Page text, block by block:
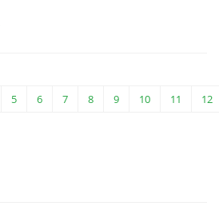
5 6 7 8 9 10 11 12